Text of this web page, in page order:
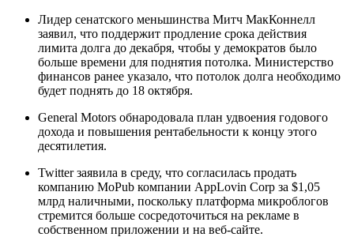
Лидер сенатского меньшинства Митч МакКоннелл
заявил, что поддержит продление срока действия
лимита долга до декабря, чтобы у демократов было
больше времени для поднятия потолка. Министерство
финансов ранее указало, что потолок долга необходимо
будет поднять до 18 октября.
General Motors обнародовала план удвоения годового
дохода и повышения рентабельности к концу этого
десятилетия.
Twitter заявила в среду, что согласилась продать
компанию MoPub компании AppLovin Corp за $1,05
млрд наличными, поскольку платформа микроблогов
стремится больше сосредоточиться на рекламе в
собственном приложении и на веб-сайте.